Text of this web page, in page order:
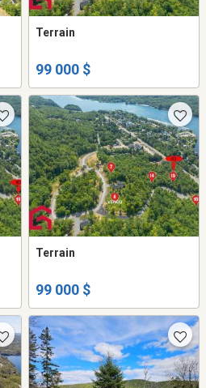
Terrain
99 000 $
Terrain
99 000 $